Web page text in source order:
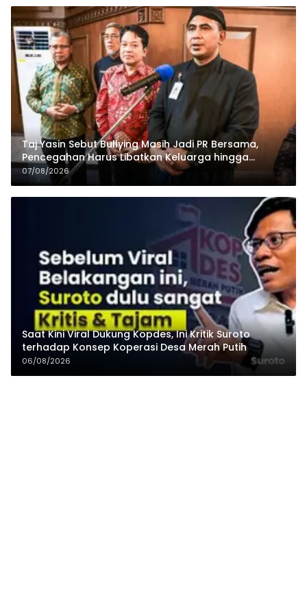
Taj Yasin Sebut Bullying Masih Jadi PR Bersama,
Pencegahan Harus Libatkan Keluarga hingga
Pesantren
07/08/2026
Saat Kini Viral Dukung Kopdes, Ini Kritik Suroto
terhadap Konsep Koperasi Desa Merah Putih
06/08/2026